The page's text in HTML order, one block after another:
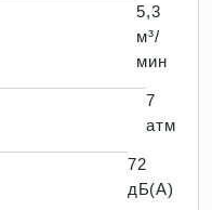
5,3
м³/
мин
7
атм
72
дБ(А)